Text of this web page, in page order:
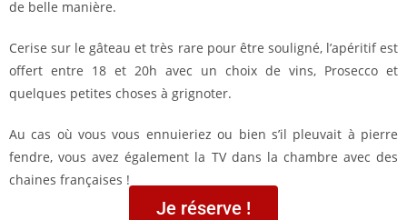
de belle manière.
Cerise sur le gâteau et très rare pour être souligné, l’apéritif est
offert entre 18 et 20h avec un choix de vins, Prosecco et
quelques petites choses à grignoter.
Au cas où vous vous ennuieriez ou bien s’il pleuvait à pierre
fendre, vous avez également la TV dans la chambre avec des
chaines françaises !
Je réserve !